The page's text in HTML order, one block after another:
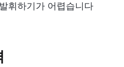
휘하기가 어렵습니다